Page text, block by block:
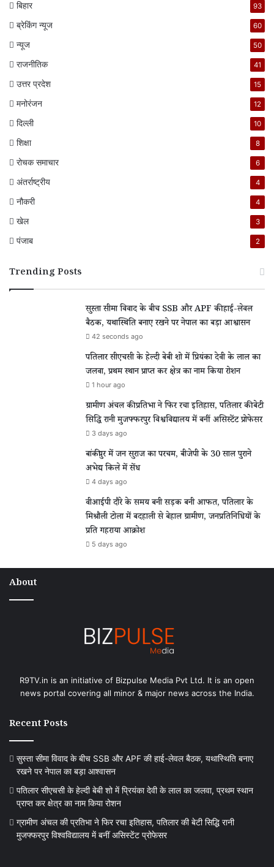
बिहार 93
ब्रेकिंग न्यूज 60
न्यूज 50
राजनीतिक 41
उत्तर प्रदेश 15
मनोरंजन 12
दिल्ली 10
शिक्षा 8
रोचक समाचार 6
अंतर्राष्ट्रीय 4
नौकरी 4
खेल 3
पंजाब 2
Trending Posts
सुस्ता सीमा विवाद के बीच SSB और APF की हाई-लेवल
बैठक, यथास्थिति बनाए रखने पर नेपाल का बड़ा आश्वासन
42 seconds ago
पतिलार सीएचसी के हेल्दी बेबी शो में प्रियंका देवी के लाल का
जलवा, प्रथम स्थान प्राप्त कर क्षेत्र का नाम किया रोशन
1 hour ago
ग्रामीण अंचल की प्रतिभा ने फिर रचा इतिहास, पतिलार की बेटी
सिद्धि रानी मुजफ्फरपुर विश्वविद्यालय में बनीं असिस्टेंट प्रोफेसर
3 days ago
बांकीपुर में जन सुराज का परचम, बीजेपी के 30 साल पुराने
अभेद्य किले में सेंध
4 days ago
वीआईपी दौरे के समय बनी सड़क बनी आफत, पतिलार के
मिश्रौली टोला में बदहाली से बेहाल ग्रामीण, जनप्रतिनिधियों के
प्रति गहराया आक्रोश
5 days ago
About
R9TV.in is an initiative of Bizpulse Media Pvt Ltd. It is an open
news portal covering all minor & major news across the India.
Recent Posts
सुस्ता सीमा विवाद के बीच SSB और APF की हाई-लेवल बैठक, यथास्थिति बनाए
रखने पर नेपाल का बड़ा आश्वासन
पतिलार सीएचसी के हेल्दी बेबी शो में प्रियंका देवी के लाल का जलवा, प्रथम स्थान
प्राप्त कर क्षेत्र का नाम किया रोशन
ग्रामीण अंचल की प्रतिभा ने फिर रचा इतिहास, पतिलार की बेटी सिद्धि रानी
मुजफ्फरपुर विश्वविद्यालय में बनीं असिस्टेंट प्रोफेसर